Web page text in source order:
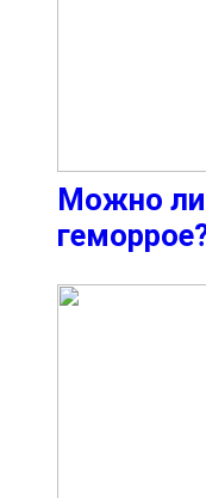
Можно ли